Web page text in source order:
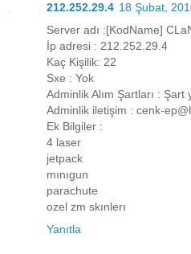
212.252.29.4 18 Şubat,
Server adı :[KodName]
İp adresi : 212.252.29.4
Kaç Kişilik: 22
Sxe : Yok
Adminlik Alım Şartları : Şart
Adminlik iletişim : cenk-
Ek Bilgiler :
4 laser
jetpack
mınıgun
parachute
ozel zm skınlerı
Yanıtla